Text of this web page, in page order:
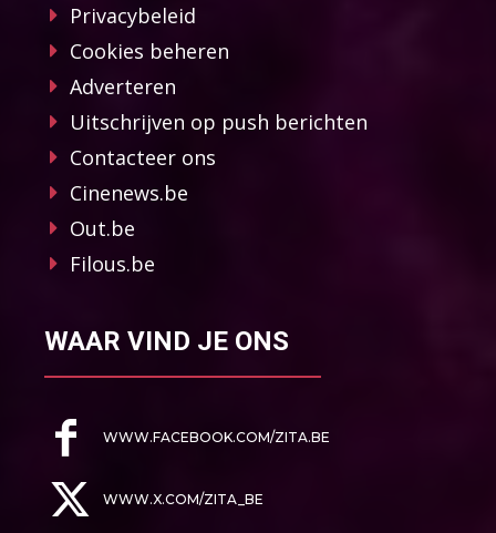
Privacybeleid
Cookies beheren
Adverteren
Uitschrijven op push berichten
Contacteer ons
Cinenews.be
Out.be
Filous.be
WAAR VIND JE ONS
WWW.FACEBOOK.COM/ZITA.BE
WWW.X.COM/ZITA_BE